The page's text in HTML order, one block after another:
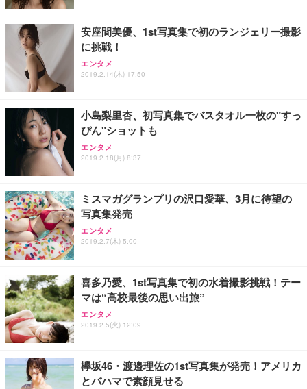
安座間美優、1st写真集で初のランジェリー撮影
に挑戦！
エンタメ
2019.2.14(木) 17:50
小島梨里杏、初写真集でバスタオル一枚の"すっ
ぴん"ショットも
エンタメ
2019.2.18(月) 8:37
ミスマガグランプリの沢口愛華、3月に待望の
写真集発売
エンタメ
2019.2.7(木) 5:00
喜多乃愛、1st写真集で初の水着撮影挑戦！テー
マは“高校最後の思い出旅”
エンタメ
2019.2.5(火) 12:09
欅坂46・渡邉理佐の1st写真集が発売！アメリカ
とバハマで素顔見せる